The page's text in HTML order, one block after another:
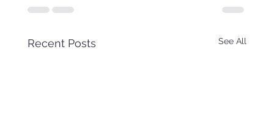
Recent Posts See All